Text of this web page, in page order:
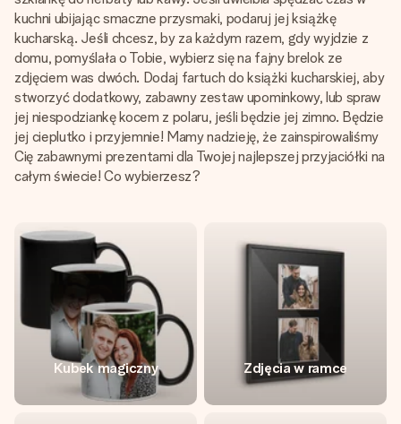
kuchni ubijając smaczne przysmaki, podaruj jej książkę
kucharską. Jeśli chcesz, by za każdym razem, gdy wyjdzie z
domu, pomyślała o Tobie, wybierz się na fajny brelok ze
zdjęciem was dwóch. Dodaj fartuch do książki kucharskiej, aby
stworzyć dodatkowy, zabawny zestaw upominkowy, lub spraw
jej niespodziankę kocem z polaru, jeśli będzie jej zimno. Będzie
jej cieplutko i przyjemnie! Mamy nadzieję, że zainspirowaliśmy
Cię zabawnymi prezentami dla Twojej najlepszej przyjaciółki na
całym świecie! Co wybierzesz?
Kubek magiczny Zdjęcia w ramce